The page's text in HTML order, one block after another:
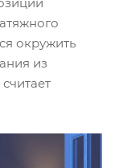
окружить
из